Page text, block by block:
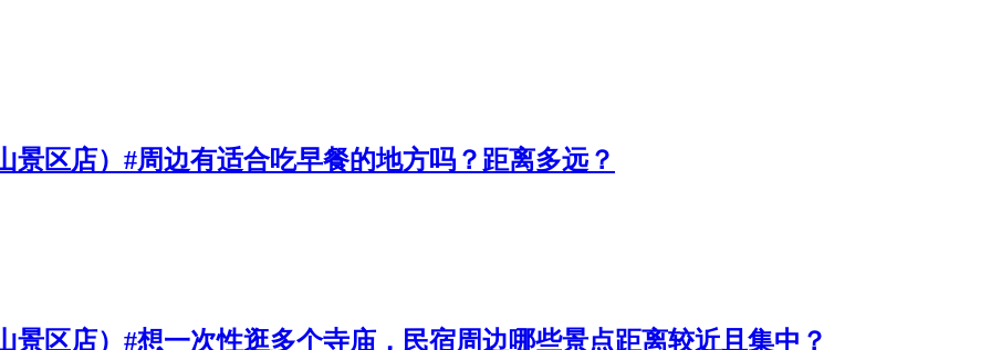
景区店）#周边有适合吃早餐的地方吗？距离多远？​
景区店）#想一次性逛多个寺庙，民宿周边哪些景点距离较近且集中？​